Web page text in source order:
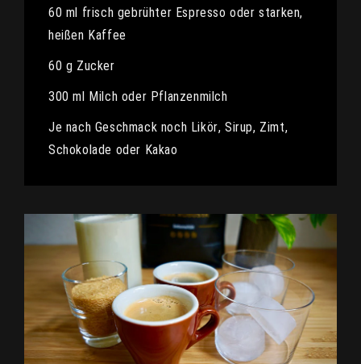
60 ml frisch gebrühter Espresso oder starken,
heißen Kaffee
60 g Zucker
300 ml Milch oder Pflanzenmilch
Je nach Geschmack noch Likör, Sirup, Zimt,
Schokolade oder Kakao